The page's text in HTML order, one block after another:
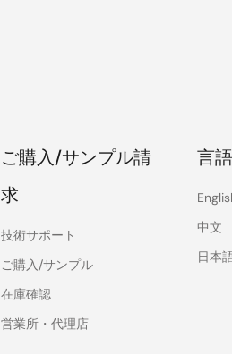
ご購入/サンプル請
求
技術サポート
ご購入/サンプル
在庫確認
営業所・代理店
言語
中文
日本